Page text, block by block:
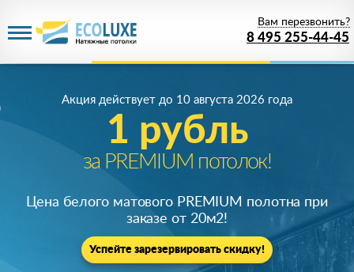
8 495 255-44-45
Вам перезвонить?
1 рубль
за PREMIUM потолок!
Акция действует до 10 августа 2026 года
Цена белого матового PREMIUM полотна при
заказе от 20м2!
Успейте зарезервировать скидку!